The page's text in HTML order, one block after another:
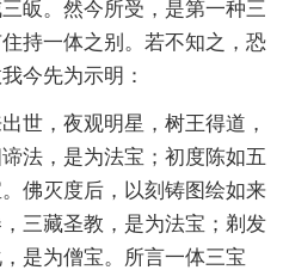
皈。然今所受，是第一种三
持一体之别。若不知之，恐
今先为示明：
，夜观明星，树王得道，
法，是为法宝；初度陈如五
。佛灭度后，以刻铸图绘如来
三藏圣教，是为法宝；剃发
是为僧宝。所言一体三宝